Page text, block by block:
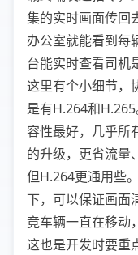
集的实时画面传回
办公室就能看到每
台能实时查看司机
这里有个小细节，
是有H.264和
容性最好，几乎所
的升级，更省流量
但H.264更通用些
下，可以保证画
竟车辆一直在移动
这也是开发时要重